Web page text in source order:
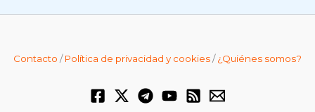
Contacto /Política de privacidad y cookies/¿Quiénes somos?